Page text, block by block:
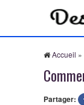
Accueil »
Partager: